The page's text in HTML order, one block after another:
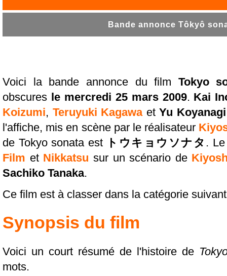
Bande annonce Tôkyô
Voici la bande annonce du film Tokyo
obscures le mercredi 25 mars 2009. Kai
Koizumi, Teruyuki KagawaetYu Koyanagi
l'affiche, mis en scène par le réalisateur
de Tokyo sonata est
トウキョウソナタ .
Film et Nikkatsu sur un scénario de
Sachiko Tanaka.
Ce film est à classer dans la catégorie
Synopsis du film
Voici un court résumé de l'histoire de
mots.